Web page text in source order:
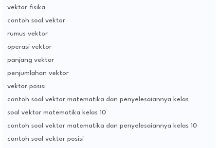
vektor fisika
contoh soal vektor
rumus vektor
operasi vektor
panjang vektor
penjumlahan vektor
vektor posisi
contoh soal vektor matematika dan penyelesaiannya kelas
soal vektor matematika kelas 10
contoh soal vektor matematika dan penyelesaiannya kelas 10
contoh soal vektor posisi